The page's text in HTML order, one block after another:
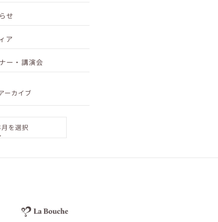
ススメ 人生100年時代、口と体の...
せ
ア
ー・講演会
ーカイブ
を選択